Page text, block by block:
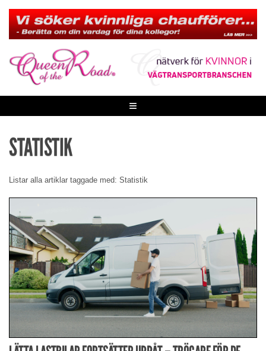
content
≡
STATISTIK
Listar alla artiklar taggade med: Statistik